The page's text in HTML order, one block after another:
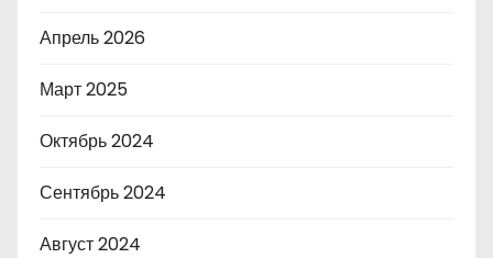
Апрель 2026
Март 2025
Октябрь 2024
Сентябрь 2024
Август 2024